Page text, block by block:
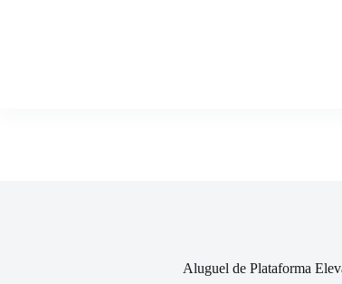
Aluguel de Plataforma